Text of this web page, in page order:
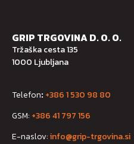
GRIP TRGOVINA D. O. O.
Tržaška cesta 135
1000 Ljubljana
Telefon: +386 1 530 98 80
GSM: +386 41 797 156
E-naslov:info@grip-trgovina.si